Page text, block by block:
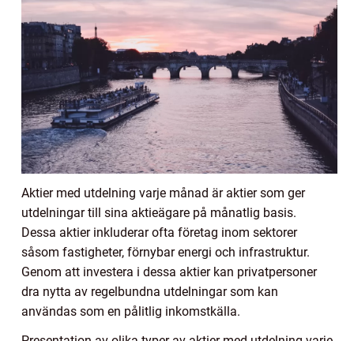
Aktier med utdelning varje månad är aktier som ger
utdelningar till sina aktieägare på månatlig basis.
Dessa aktier inkluderar ofta företag inom sektorer
såsom fastigheter, förnybar energi och infrastruktur.
Genom att investera i dessa aktier kan privatpersoner
dra nytta av regelbundna utdelningar som kan
användas som en pålitlig inkomstkälla.